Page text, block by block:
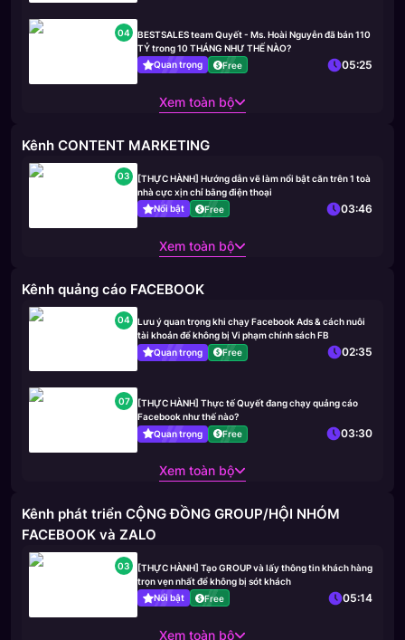
04
BESTSALES team Quyết - Ms. Hoài Nguyễn đã bán 110
TỶ trong 10 THÁNG NHƯ THẾ NÀO?
Quan trọng
Free 05:25
Xem toàn bộ
Kênh CONTENT MARKETING
03
[THỰC HÀNH] Hướng dẫn vẽ làm nổi bật căn trên 1 toà
nhà cực xịn chỉ bằng điện thoại
Nổi bật
Free 03:46
Xem toàn bộ
Kênh quảng cáo FACEBOOK
04
Lưu ý quan trọng khi chạy Facebook Ads & cách nuôi
tài khoản để không bị Vi phạm chính sách FB
Quan trọng
Free 02:35
07
[THỰC HÀNH] Thực tế Quyết đang chạy quảng cáo
Facebook như thế nào?
Quan trọng
Free 03:30
Xem toàn bộ
Kênh phát triển CỘNG ĐỒNG GROUP/HỘI NHÓM
FACEBOOK và ZALO
03
[THỰC HÀNH] Tạo GROUP và lấy thông tin khách hàng
trọn vẹn nhất để không bị sót khách
Nổi bật
Free 05:14
Xem toàn bộ